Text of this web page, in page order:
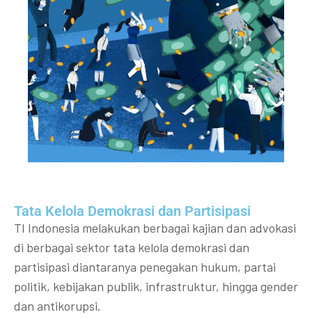
Tata Kelola Demokrasi dan Partisipasi​
TI Indonesia melakukan berbagai kajian dan advokasi
di berbagai sektor tata kelola demokrasi dan
partisipasi diantaranya penegakan hukum, partai
politik, kebijakan publik, infrastruktur, hingga gender
dan antikorupsi.